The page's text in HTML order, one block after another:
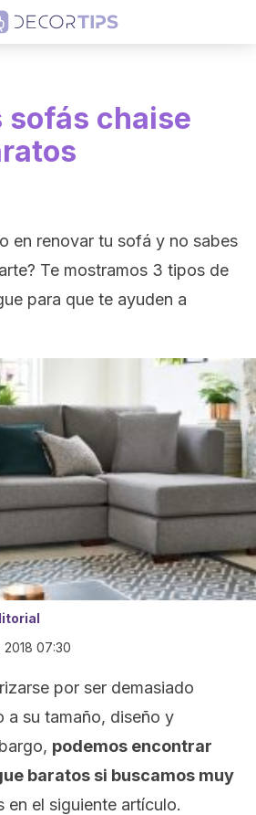
sofás chaise
en renovar tu sofá y no sabes
Te mostramos 3 tipos de
para que te ayuden a
07:30
por ser demasiado
a su tamaño, diseño y
podemos encontrar
baratos si buscamos muy
en el siguiente artículo.